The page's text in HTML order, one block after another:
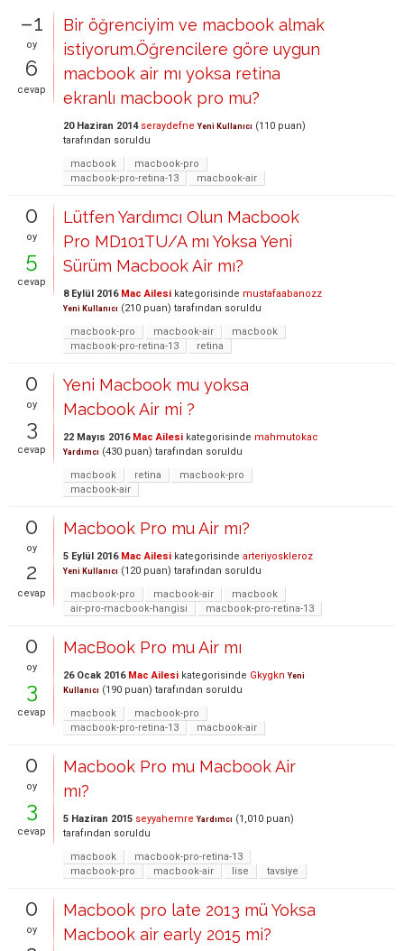
–1
oy
6
cevap
Bir öğrenciyim ve macbook almak
istiyorum.Öğrencilere göre uygun
macbook air mı yoksa retina
ekranlı macbook pro mu?
20 Haziran 2014 seraydefne Yeni Kullanıcı (110 puan)
tarafından soruldu
macbook
macbook-pro
macbook-pro-retina-13
macbook-air
0
oy
5
cevap
Lütfen Yardımcı Olun Macbook
Pro MD101TU/A mı Yoksa Yeni
Sürüm Macbook Air mı?
8 Eylül 2016 Mac Ailesi kategorisinde mustafaabanozz
Yeni Kullanıcı (210 puan) tarafından soruldu
macbook-pro
macbook-air
macbook
macbook-pro-retina-13
retina
0
oy
3
cevap
Yeni Macbook mu yoksa
Macbook Air mi ?
22 Mayıs 2016 Mac Ailesi kategorisinde mahmutokac
Yardımcı (430 puan) tarafından soruldu
macbook
retina
macbook-pro
macbook-air
0
oy
2
cevap
Macbook Pro mu Air mı?
5 Eylül 2016 Mac Ailesi kategorisinde arteriyoskleroz
Yeni Kullanıcı (120 puan) tarafından soruldu
macbook-pro
macbook-air
macbook
air-pro-macbook-hangisi
macbook-pro-retina-13
0
oy
3
cevap
MacBook Pro mu Air mı
26 Ocak 2016 Mac Ailesi kategorisinde Gkygkn Yeni
Kullanıcı (190 puan) tarafından soruldu
macbook
macbook-pro
macbook-pro-retina-13
macbook-air
0
oy
3
cevap
Macbook Pro mu Macbook Air
mı?
5 Haziran 2015 seyyahemre Yardımcı (1,010 puan)
tarafından soruldu
macbook
macbook-pro-retina-13
macbook-pro
macbook-air lise tavsiye
0
oy
Macbook pro late 2013 mü Yoksa
Macbook air early 2015 mi?